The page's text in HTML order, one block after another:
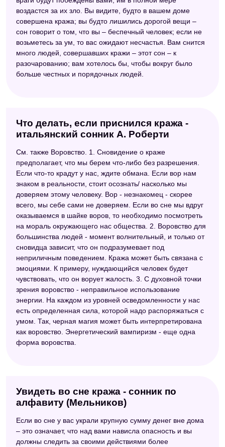
воздастся за их зло. Вы видите, будто в вашем доме
совершена кража; вы будто лишились дорогой вещи –
сон говорит о том, что вы – беспечный человек; если не
возьметесь за ум, то вас ожидают несчастья. Вам снится
много людей, совершавших кражи – этот сон – к
разочарованию; вам хотелось бы, чтобы вокруг было
больше честных и порядочных людей.
Что делать, если приснился кража -
итальянский сонник А. Роберти
См. также Воровство. 1. Сновидение о краже
предполагает, что мы берем что-либо без разрешения.
Если что-то крадут у нас, ждите обмана. Если вор нам
знаком в реальности, стоит осознать/ насколько мы
доверяем этому человеку. Вор - незнакомец - скорее
всего, мы себе сами не доверяем. Если во сне мы вдруг
оказываемся в шайке воров, то необходимо посмотреть
на мораль окружающего нас общества. 2. Воровство для
большинства людей - момент волнительный, и только от
сновидца зависит, что он подразумевает под
неприличным поведением. Кража может быть связана с
эмоциями. К примеру, нуждающийся человек будет
чувствовать, что он ворует жалость. 3. С духовной точки
зрения воровство - неправильное использование
энергии. На каждом из уровней осведомленности у нас
есть определенная сила, которой надо распоряжаться с
умом. Так, черная магия может быть интерпретирована
как воровство. Энергетический вампиризм - еще одна
форма воровства.
Увидеть во сне кража - сонник по
алфавиту (Мельников)
Если во сне у вас украли крупную сумму денег вне дома
– это означает, что над вами нависла опасность и вы
должны следить за своими действиями более